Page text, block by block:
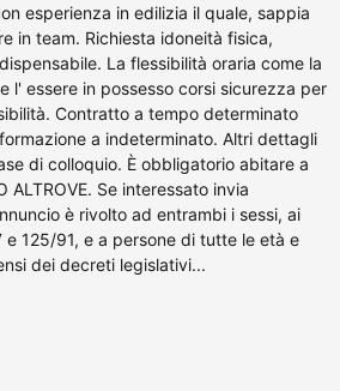
esperienza in edilizia il quale, sappia
in team. Richiesta idoneità fisica,
La flessibilità oraria come la
l' essere in possesso corsi sicurezza per
Contratto a tempo determinato
a indeterminato. Altri dettagli
di colloquio. È obbligatorio abitare a
ALTROVE. Se interessato invia
è rivolto ad entrambi i sessi, ai
125/91, e a persone di tutte le età e
dei decreti legislativi...